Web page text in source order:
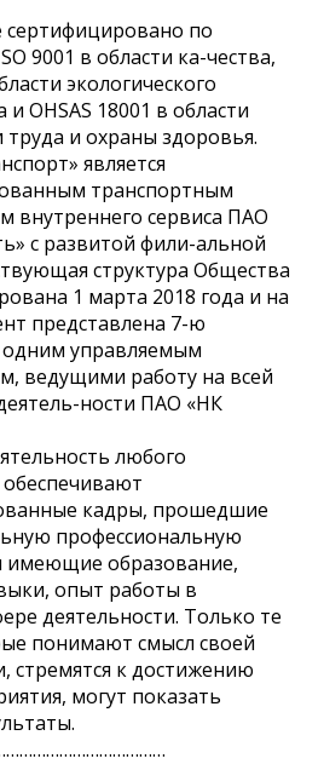
сертифицировано по
9001 в области ка-чества,
экологического
OHSAS 18001 в области
труда и охраны здоровья.
является
транспортным
внутреннего сервиса ПАО
с развитой фили-альной
структура Общества
1 марта 2018 года и на
представлена 7-ю
управляемым
ведущими работу на всей
ности ПАО «НК
любого
кадры, прошедшие
профессиональную
имеющие образование,
опыт работы в
деятельности. Только те
понимают смысл своей
стремятся к достижению
могут показать